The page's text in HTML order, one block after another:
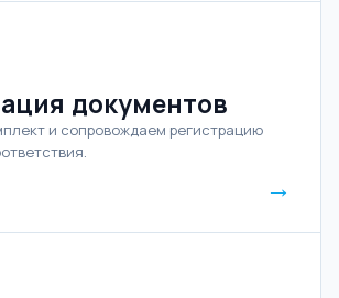
документов
и сопровождаем регистрацию
→